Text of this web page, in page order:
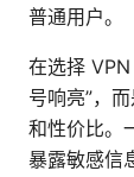
普通用户。
在选择
号响亮”，
和性价比。
暴露敏感信